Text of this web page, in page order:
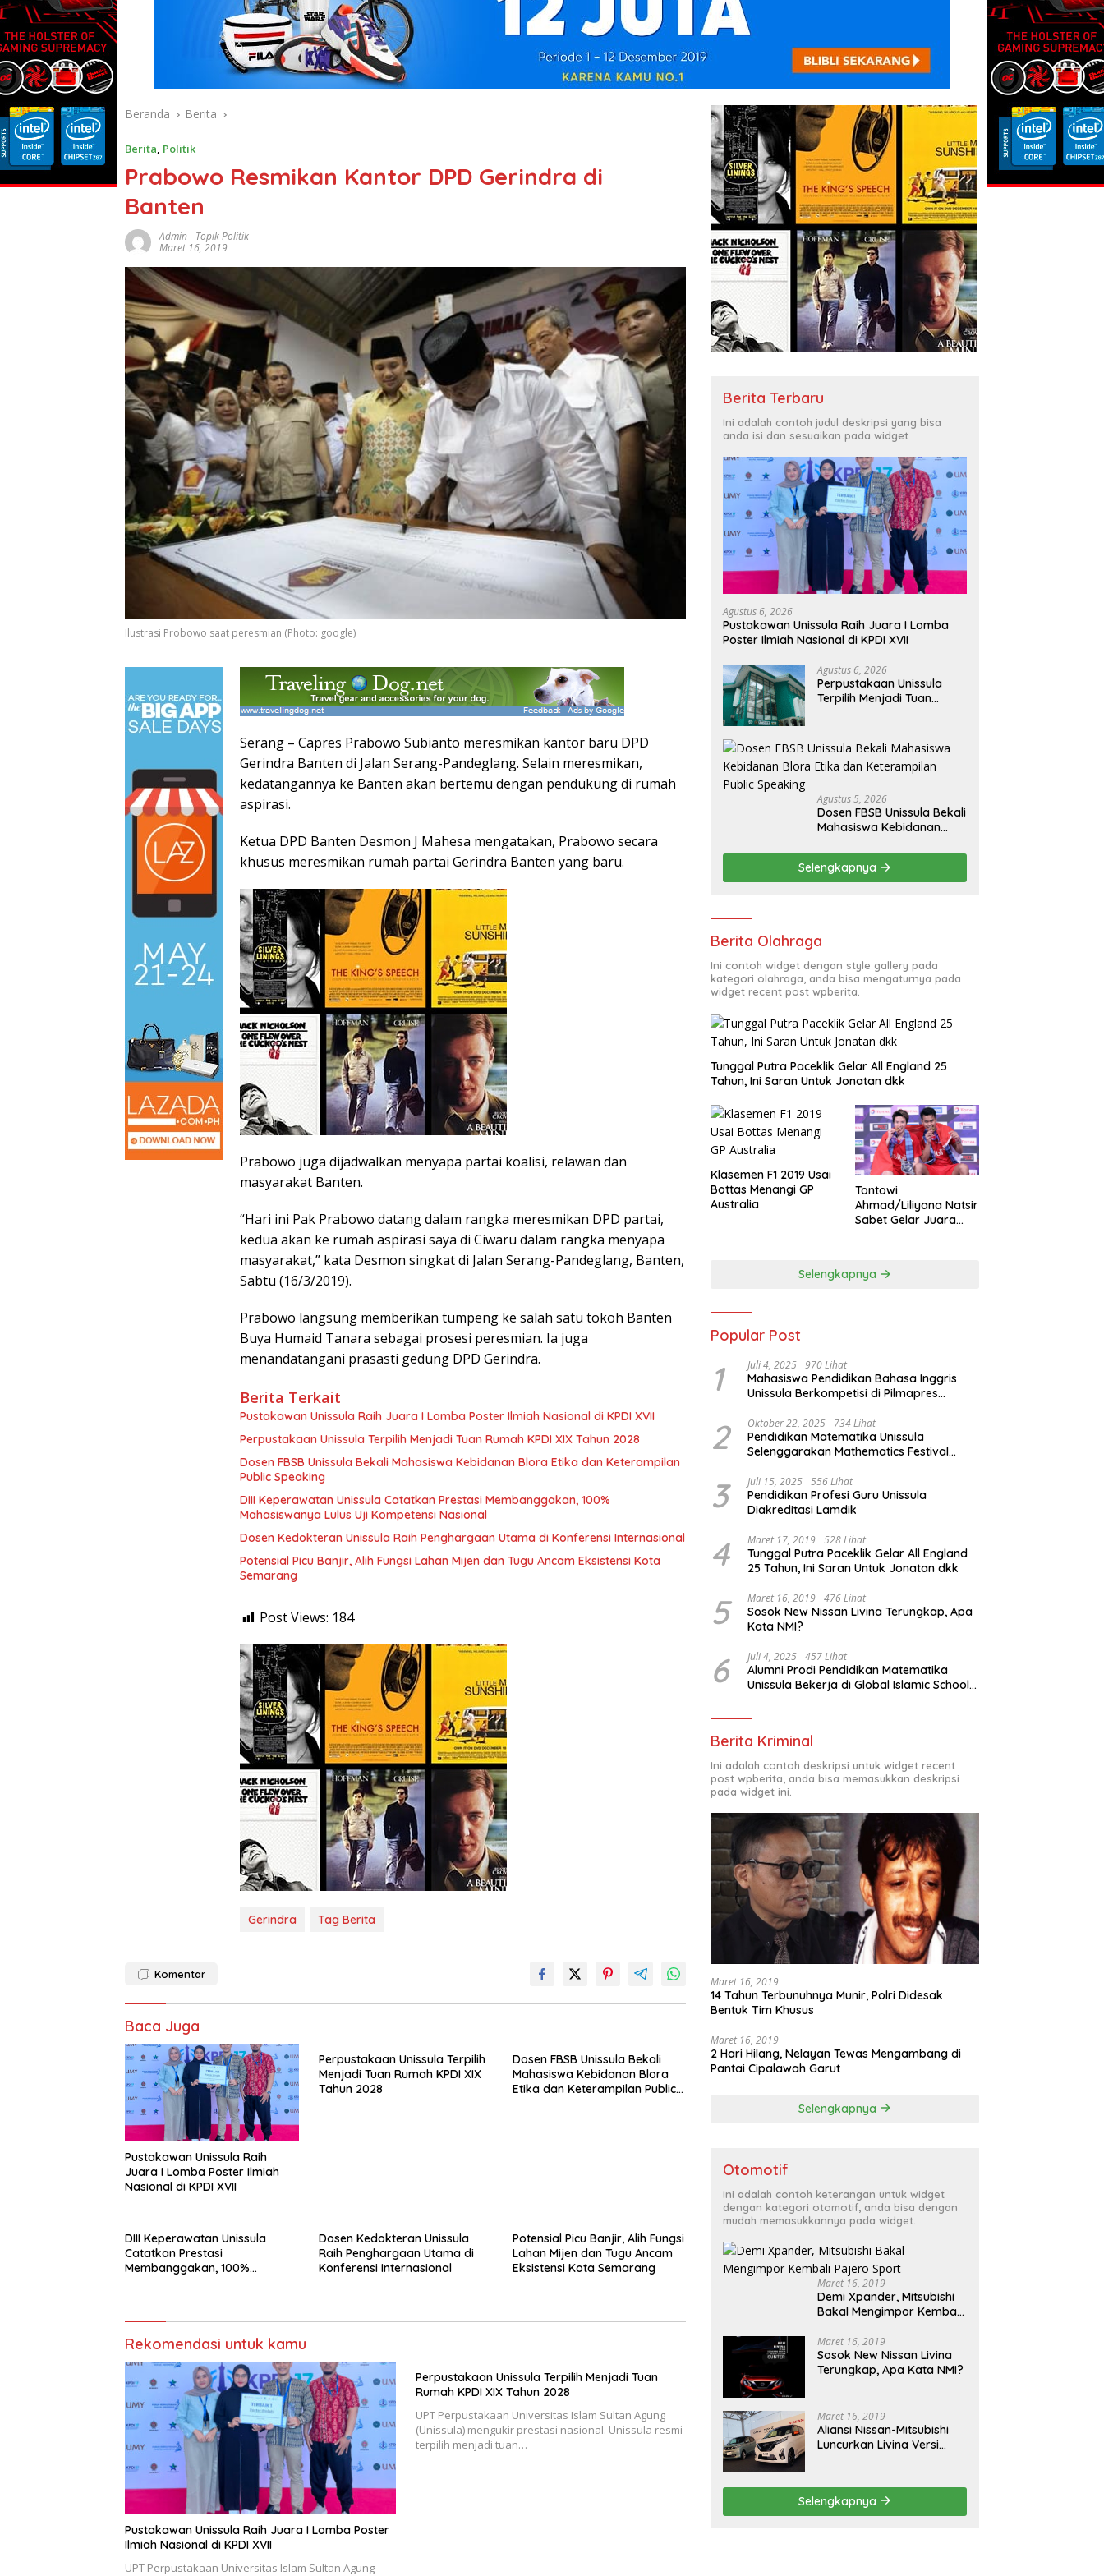
Beranda Berita
Berita, Politik
Prabowo Resmikan Kantor DPD Gerindra di
Banten
Admin- Topik Politik
Maret 16, 2019
Ilustrasi Probowo saat peresmian (Photo: google)
Serang – Capres Prabowo Subianto meresmikan kantor baru DPD
Gerindra Banten di Jalan Serang-Pandeglang. Selain meresmikan,
kedatangannya ke Banten akan bertemu dengan pendukung di rumah
aspirasi.
Ketua DPD Banten Desmon J Mahesa mengatakan, Prabowo secara
khusus meresmikan rumah partai Gerindra Banten yang baru.
Prabowo juga dijadwalkan menyapa partai koalisi, relawan dan
masyarakat Banten.
“Hari ini Pak Prabowo datang dalam rangka meresmikan DPD partai,
kedua akan ke rumah aspirasi saya di Ciwaru dalam rangka menyapa
masyarakat,” kata Desmon singkat di Jalan Serang-Pandeglang, Banten,
Sabtu (16/3/2019).
Prabowo langsung memberikan tumpeng ke salah satu tokoh Banten
Buya Humaid Tanara sebagai prosesi peresmian. Ia juga
menandatangani prasasti gedung DPD Gerindra.
Berita Terkait
Pustakawan Unissula Raih Juara I Lomba Poster Ilmiah Nasional di KPDI XVII
Perpustakaan Unissula Terpilih Menjadi Tuan Rumah KPDI XIX Tahun 2028
Dosen FBSB Unissula Bekali Mahasiswa Kebidanan Blora Etika dan Keterampilan
Public Speaking
DIII Keperawatan Unissula Catatkan Prestasi Membanggakan, 100%
Mahasiswanya Lulus Uji Kompetensi Nasional
Dosen Kedokteran Unissula Raih Penghargaan Utama di Konferensi Internasional
Potensial Picu Banjir, Alih Fungsi Lahan Mijen dan Tugu Ancam Eksistensi Kota
Semarang
Post Views: 184
Gerindra Tag Berita
Komentar
Baca Juga
Pustakawan Unissula Raih
Juara I Lomba Poster Ilmiah
Nasional di KPDI XVII
Perpustakaan Unissula Terpilih
Menjadi Tuan Rumah KPDI XIX
Tahun 2028
Dosen FBSB Unissula Bekali
Mahasiswa Kebidanan Blora
Etika dan Keterampilan Public
DIII Keperawatan Unissula
Catatkan Prestasi
Membanggakan, 100%
Dosen Kedokteran Unissula
Raih Penghargaan Utama di
Konferensi Internasional
Potensial Picu Banjir, Alih Fungsi
Lahan Mijen dan Tugu Ancam
Eksistensi Kota Semarang
Rekomendasi untuk kamu
Pustakawan Unissula Raih Juara I Lomba Poster
Ilmiah Nasional di KPDI XVII
UPT Perpustakaan Universitas Islam Sultan Agung
Perpustakaan Unissula Terpilih Menjadi Tuan
Rumah KPDI XIX Tahun 2028
UPT Perpustakaan Universitas Islam Sultan Agung
(Unissula) mengukir prestasi nasional. Unissula resmi
terpilih menjadi tuan…
Berita Terbaru
Ini adalah contoh judul deskripsi yang bisa
anda isi dan sesuaikan pada widget
Agustus 6, 2026
Pustakawan Unissula Raih Juara I Lomba
Poster Ilmiah Nasional di KPDI XVII
Agustus 6, 2026
Perpustakaan Unissula
Terpilih Menjadi Tuan
Agustus 5, 2026
Dosen FBSB Unissula Bekali
Mahasiswa Kebidanan
Keterampilan Public
Speaking
Selengkapnya
Berita Olahraga
Ini contoh widget dengan style gallery pada
kategori olahraga, anda bisa mengaturnya pada
widget recent post wpberita.
Tunggal Putra Paceklik Gelar All England 25
Tahun, Ini Saran Untuk Jonatan dkk
Klasemen F1 2019 Usai
Bottas Menangi GP
Australia
Tontowi
Ahmad/Liliyana Natsir
Sabet Gelar Juara
Selengkapnya
Popular Post
1 Juli 4, 2025 970 Lihat
Mahasiswa Pendidikan Bahasa Inggris
Unissula Berkompetisi di Pilmapres
2 Oktober 22, 2025 734 Lihat
Pendidikan Matematika Unissula
Selenggarakan Mathematics Festival
3 Juli 15, 2025 556 Lihat
Pendidikan Profesi Guru Unissula
Diakreditasi Lamdik
4 Maret 17, 2019 528 Lihat
Tunggal Putra Paceklik Gelar All England
25 Tahun, Ini Saran Untuk Jonatan dkk
5 Maret 16, 2019 476 Lihat
Sosok New Nissan Livina Terungkap, Apa
Kata NMI?
6 Juli 4, 2025 457 Lihat
Alumni Prodi Pendidikan Matematika
Unissula Bekerja di Global Islamic School
Berita Kriminal
Ini adalah contoh deskripsi untuk widget recent
post wpberita, anda bisa memasukkan deskripsi
pada widget ini.
Maret 16, 2019
14 Tahun Terbunuhnya Munir, Polri Didesak
Bentuk Tim Khusus
Maret 16, 2019
2 Hari Hilang, Nelayan Tewas Mengambang di
Pantai Cipalawah Garut
Selengkapnya
Otomotif
Ini adalah contoh keterangan untuk widget
dengan kategori otomotif, anda bisa dengan
mudah memasukkannya pada widget.
Maret 16, 2019
Demi Xpander, Mitsubishi
Bakal Mengimpor Kembali
Maret 16, 2019
Sosok New Nissan Livina
Terungkap, Apa Kata NMI?
Maret 16, 2019
Aliansi Nissan-Mitsubishi
Luncurkan Livina Versi
Selengkapnya